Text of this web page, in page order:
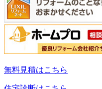
無料見積はこちら